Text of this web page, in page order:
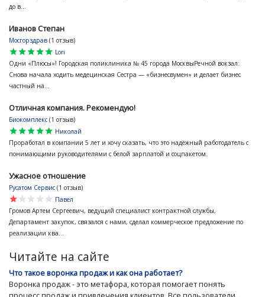
до в...
Иванов Степан
Мосгорздрав (1 отзыв)
star
star
star
star
star
Lori
Одни «Плюсы»! Городская поликлиника № 45 города МосквыРечной вокзал:
Снова начала ходить медецинская Сестра — «бизнесвумен» и делает бизнес
частный на...
Отличная компания. Рекомендую!
Биокомплекс (1 отзыв)
star
star
star
star
star
Николай
Проработал в компании 5 лет и хочу сказать, что это надёжный работодатель с
понимающими руководителями с белой зарплатой и соцпакетом.
Ужасное отношение
Русатом Сервис (1 отзыв)
star
star
star
star
star
Павел
Громов Артем Сергеевич, ведущий специалист контрактной службы,
Департамент закупок, связался с нами, сделал коммерческое предложение по
реализации ква...
Читайте на сайте
Что такое воронка продаж и как она работает?
Воронка продаж - это метафора, которая помогает понять